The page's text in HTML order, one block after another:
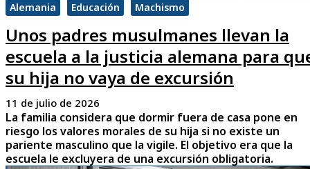
Alemania Educación Machismo
Unos padres musulmanes llevan la
escuela a la justicia alemana para
su hija no vaya de excursión
11 de julio de 2026
La familia considera que dormir fuera de casa pone en
riesgo los valores morales de su hija si no existe un
pariente masculino que la vigile. El objetivo era que la
escuela le excluyera de una excursión obligatoria.